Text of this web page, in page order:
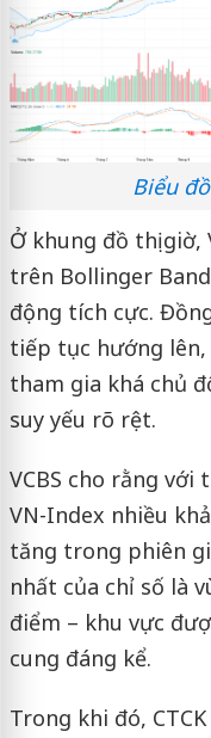
Biểu
Ở khung đồ thị
trên Bollinger
động tích cực.
tiếp tục hướng lên,
tham gia khá chủ
suy yếu rõ rệt.
VCBS cho rằng
VN-Index nhiều
tăng trong phiên
nhất của chỉ số là
điểm – khu vực
cung đáng kể.
Trong khi đó, CTCK